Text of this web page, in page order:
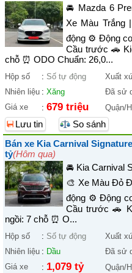
🚘 Mazda 6
Xe Màu
động ⚙️ Động
Cầu trước 🚗
chỗ ⏰ ODO Chuẩn: 26,0...
Hộp số : Số tự động Xuất
Nhiên liệu : Xăng Đã sử
Giá xe
: 679 triệu Quận/
Lưu tin
So sánh
Bán xe Kia Carnival
tỷ(Hôm qua)
🚘 Kia Carnival
🎨 Xe Màu Đỏ
động ⚙️ Động
Cầu trước 🚗
ngồi: 7 chỗ ⏰ O...
Hộp số : Số tự động Xuất
Nhiên liệu : Dầu Đã sử
Giá xe
: 1,079 tỷ Quận/